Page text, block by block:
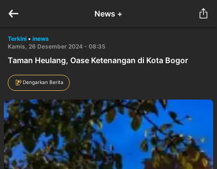
News +
Terkini • inews
Kamis, 26 Desember 2024 - 08:35
Taman Heulang, Oase Ketenangan di Kota Bogor
Dengarkan Berita